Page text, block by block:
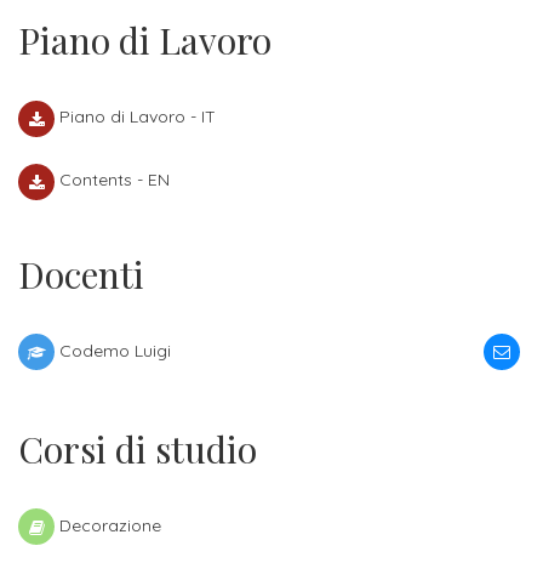
Informazioni
alla
Newsletter
Piano di Lavoro
Piano di Lavoro - IT
Contents - EN
Docenti
Codemo Luigi
Corsi di studio
Decorazione